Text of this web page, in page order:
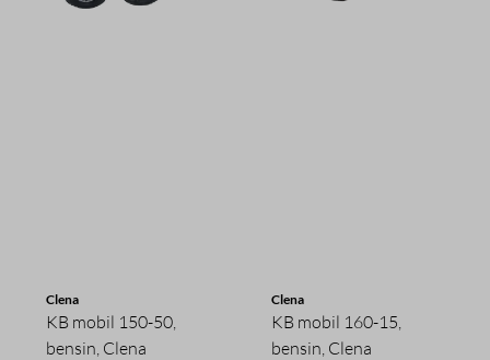
Clena
KB mobil 150-50,
bensin, Clena
Clena
KB mobil 160-15,
bensin, Clena